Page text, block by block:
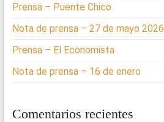
Prensa – Puente Chico
Nota de prensa – 27 de mayo 2026
Prensa – El Economista
Nota de prensa – 16 de enero
Comentarios recientes